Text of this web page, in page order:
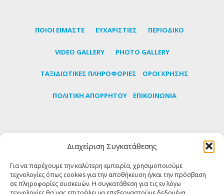
Διαχείριση Συγκατάθεσης
Για να παρέχουμε την καλύτερη εμπειρία, χρησιμοποιούμε
τεχνολογίες όπως cookies για την αποθήκευση ή/και την πρόσβαση
σε πληροφορίες συσκευών. Η συγκατάθεση για τις εν λόγω
ΠΟΙΟΙ ΕΙΜΑΣΤΕ ΕΥΧΑΡΙΣΤΙΕΣ ΠΕΡΙΟΔΙΚΟ
VIDEO GALLERY PHOTO GALLERY
TΑΞΙΔΙΩΤΙΚΕΣ ΠΛΗΡΟΦΟΡΙΕΣ ΟΡΟΙ ΧΡΗΣΗΣ
ΠΟΛΙΤΙΚΗ ΑΠΟΡΡΗΤΟΥ ΕΠΙΚΟΙΝΩΝΙΑ
πρώτοι τα τελευταία νέα για την Τήνο
ΕΓΓΡΑΦΗ